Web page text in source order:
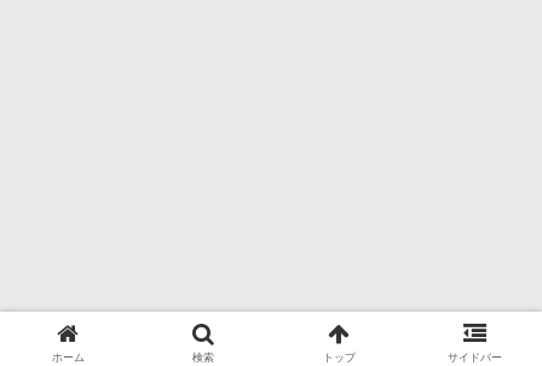
ホーム 検索 トップ サイドバー